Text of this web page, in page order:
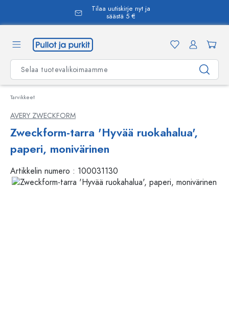
Tilaa uutiskirje nyt ja
säästä 5 €
Tarvikkeet
AVERY ZWECKFORM
Zweckform-tarra 'Hyvää ruokahalua',
paperi, monivärinen
Artikkelin numero : 100031130